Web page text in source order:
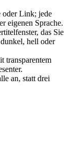
Link; jede
eigenen Sprache.
das Sie
hell oder
transparentem
an, statt drei